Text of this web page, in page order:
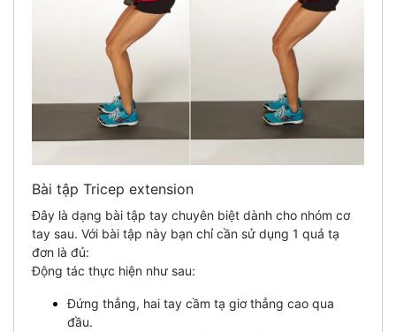
Bài tập Tricep extension
Đây là dạng bài tập tay chuyên biệt dành cho nhóm cơ
tay sau. Với bài tập này bạn chỉ cần sử dụng 1 quả tạ
đơn là đủ:
Động tác thực hiện như sau:
Đứng thẳng, hai tay cầm tạ giơ thẳng cao qua
đầu.